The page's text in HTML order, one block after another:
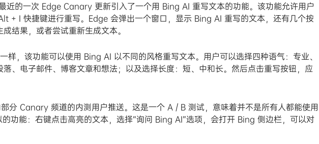
的一次 Edge Canary 更新引入了一个用 Bing AI 重写文本的功能。该功能允许用户
+ I 快捷键进行重写。Edge 会弹出一个窗口，显示 Bing AI 重写的文本，还有几个按
结果，或者尝试重新生成文本。
，该功能可以使用 Bing AI 以不同的风格重写文本。用户可以选择四种语气：专业、
、电子邮件、博客文章和想法；以及选择长度：短、中和长。然后点击重写按钮，应
分 Canary 频道的内测用户推送。这是一个 A / B 测试，意味着并不是所有人都能使用
功能：右键点击高亮的文本，选择“询问 Bing AI”选项，会打开 Bing 侧边栏，可以对